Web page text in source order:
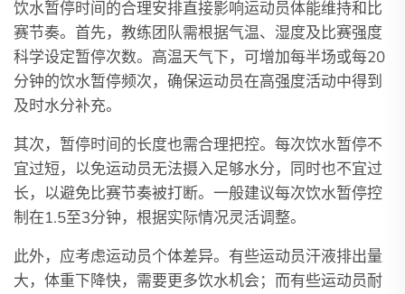
饮水暂停时间的合理安排直接影响运动员体能维持和比
赛节奏。首先，教练团队需根据气温、湿度及比赛强度
科学设定暂停次数。高温天气下，可增加每半场或每20
分钟的饮水暂停频次，确保运动员在高强度活动中得到
及时水分补充。
其次，暂停时间的长度也需合理把控。每次饮水暂停不
宜过短，以免运动员无法摄入足够水分，同时也不宜过
长，以避免比赛节奏被打断。一般建议每次饮水暂停控
制在1.5至3分钟，根据实际情况灵活调整。
此外，应考虑运动员个体差异。有些运动员汗液排出量
大，体重下降快，需要更多饮水机会；而有些运动员耐